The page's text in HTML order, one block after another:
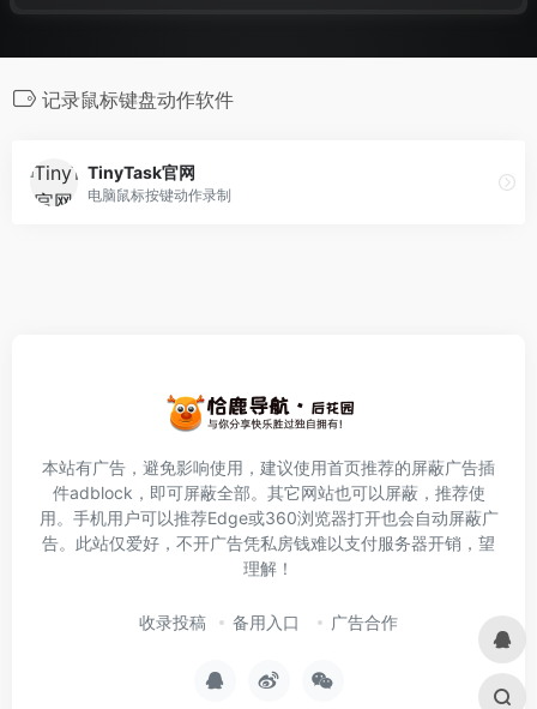
记录鼠标键盘动作软件
TinyTask官网
电脑鼠标按键动作录制
本站有广告，避免影响使用，建议使用首页推荐的屏蔽广告插
件adblock ，即可屏蔽全部。其它网站也可以屏蔽，推荐使
用。手机用户可以推荐Edge或360浏览器打开也会自动屏蔽广
告。此站仅爱好，不开广告凭私房钱难以支付服务器开销，望
理解！
收录投稿 备用入口 广告合作